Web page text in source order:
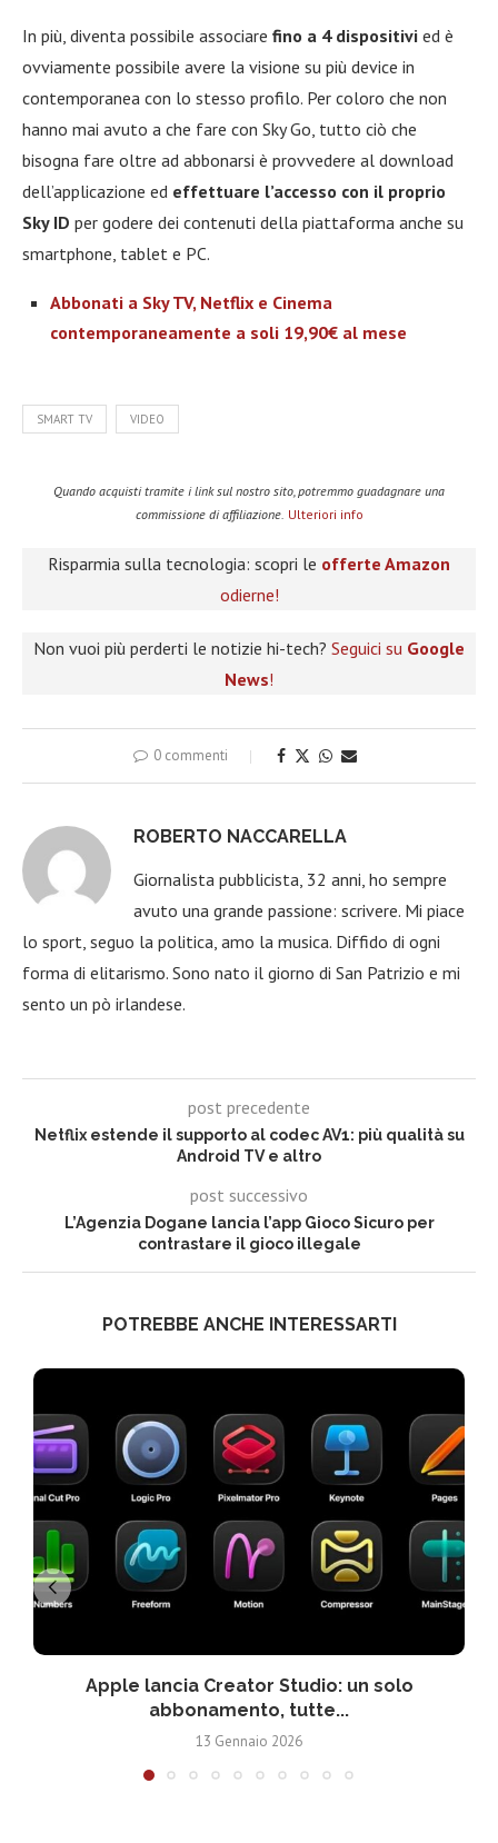
In più, diventa possibile associare fino a 4 dispositivi ed è
ovviamente possibile avere la visione su più device in
contemporanea con lo stesso profilo. Per coloro che non
hanno mai avuto a che fare con Sky Go, tutto ciò che
bisogna fare oltre ad abbonarsi è provvedere al download
dell’applicazione ed effettuare l’accesso con il proprio
Sky ID per godere dei contenuti della piattaforma anche su
smartphone, tablet e PC.
Abbonati a Sky TV, Netflix e Cinema
contemporaneamente a soli 19,90€ al mese
SMART TV VIDEO
Quando acquisti tramite i link sul nostro sito, potremmo guadagnare una
commissione di affiliazione. Ulteriori info
Risparmia sulla tecnologia: scopri le offerte Amazon
odierne!
Non vuoi più perderti le notizie hi-tech? Seguici su Google
News!
0 commenti
ROBERTO NACCARELLA
Giornalista pubblicista, 32 anni, ho sempre
avuto una grande passione: scrivere. Mi piace
lo sport, seguo la politica, amo la musica. Diffido di ogni
forma di elitarismo. Sono nato il giorno di San Patrizio e mi
sento un pò irlandese.
post precedente
Netflix estende il supporto al codec AV1: più qualità su
Android TV e altro
post successivo
L’Agenzia Dogane lancia l’app Gioco Sicuro per
contrastare il gioco illegale
POTREBBE ANCHE INTERESSARTI
Apple lancia Creator Studio: un solo
abbonamento, tutte...
13 Gennaio 2026